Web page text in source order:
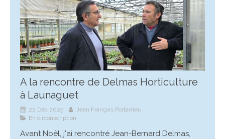
A la rencontre de Delmas Horticulture
à Launaguet
22 Déc 2025
Jean François Portarrieu
En circonscription
Avant Noêl, j'ai rencontré Jean-Bernard Delmas,